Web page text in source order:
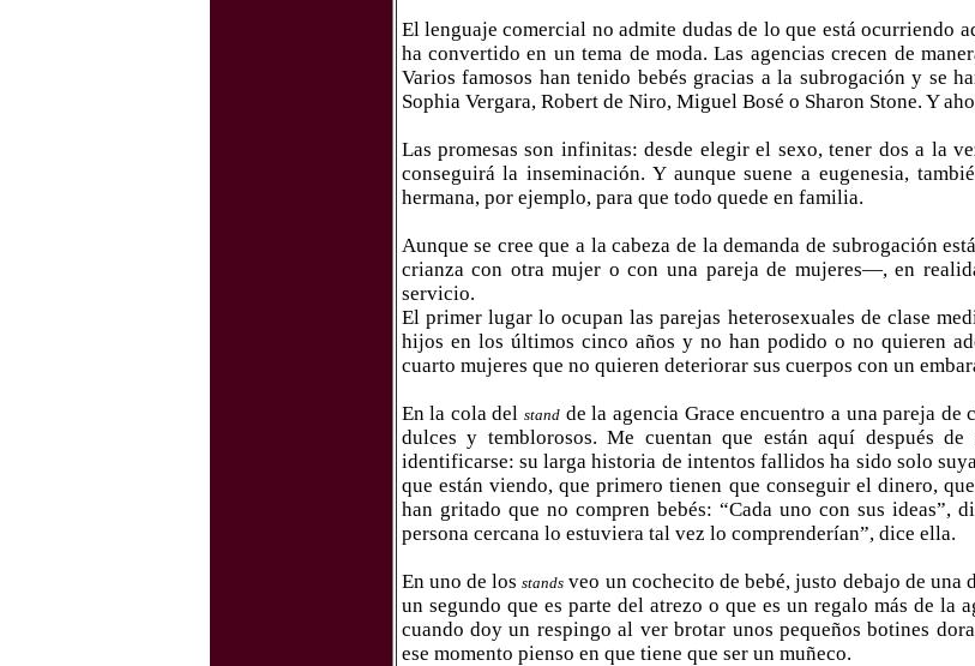
El lenguaje comercial no admite dudas de lo que está ocurriendo
ha convertido en un tema de moda. Las agencias crecen de
Varios famosos han tenido bebés gracias a la subrogación y se
Sophia Vergara, Robert de Niro, Miguel Bosé o Sharon Stone. Y
Las promesas son infinitas: desde elegir el sexo, tener dos a la
conseguirá la inseminación. Y aunque suene a eugenesia,
hermana, por ejemplo, para que todo quede en familia.
Aunque se cree que a la cabeza de la demanda de subrogación
crianza con otra mujer o con una pareja de mujeres—, en
servicio.
El primer lugar lo ocupan las parejas heterosexuales de clase
hijos en los últimos cinco años y no han podido o no quieren
cuarto mujeres que no quieren deteriorar sus cuerpos con un
En la cola del stand de la agencia Grace encuentro a una pareja
dulces y temblorosos. Me cuentan que están aquí después
identificarse: su larga historia de intentos fallidos ha sido solo
que están viendo, que primero tienen que conseguir el dinero,
han gritado que no compren bebés: “Cada uno con sus ideas”,
persona cercana lo estuviera tal vez lo comprenderían”, dice ella.
En uno de los stands veo un cochecito de bebé, justo debajo de
un segundo que es parte del atrezo o que es un regalo más de la
cuando doy un respingo al ver brotar unos pequeños botines
ese momento pienso en que tiene que ser un muñeco.